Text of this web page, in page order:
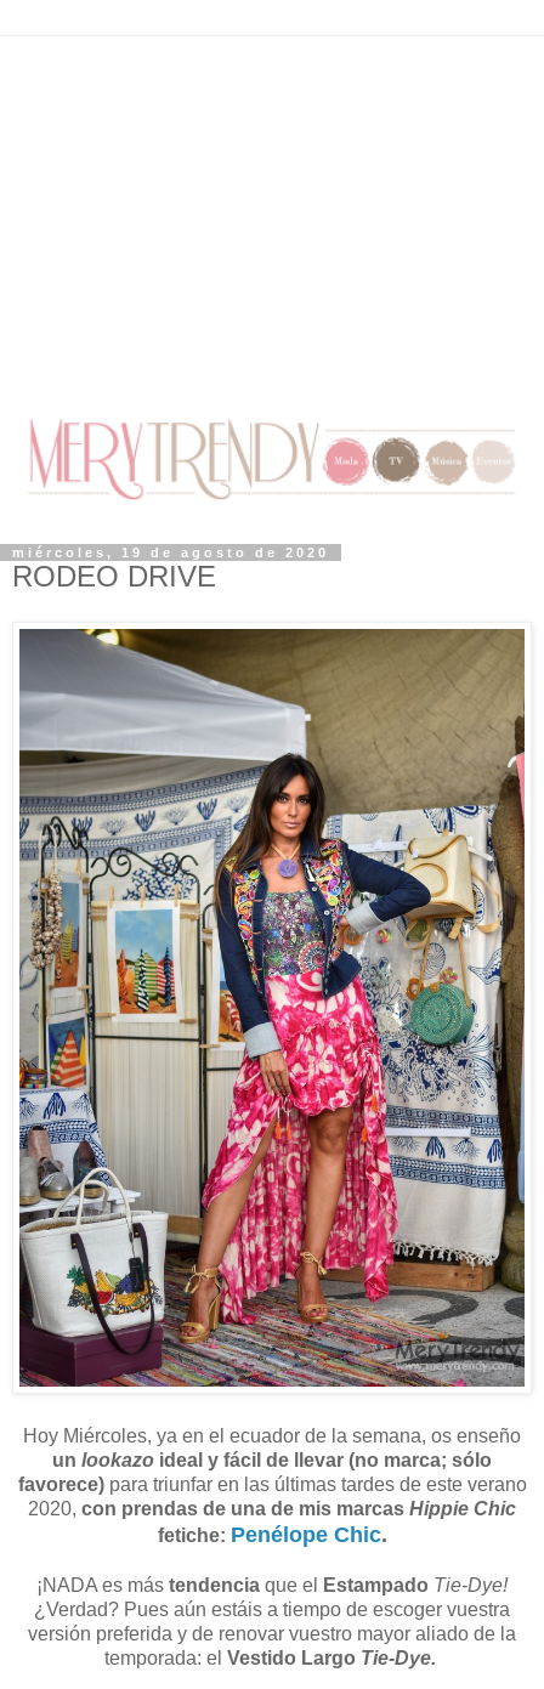
miércoles, 19 de agosto de 2020
RODEO DRIVE
Hoy Miércoles, ya en el ecuador de la semana, os enseño
un lookazo ideal y fácil de llevar (no marca; sólo
favorece) para triunfar en las últimas tardes de este verano
2020, con prendas de una de mis marcas Hippie Chic
fetiche: Penélope Chic.
¡NADA es más tendencia que el Estampado Tie-Dye!
¿Verdad? Pues aún estáis a tiempo de escoger vuestra
versión preferida y de renovar vuestro mayor aliado de la
temporada: el Vestido Largo Tie-Dye.